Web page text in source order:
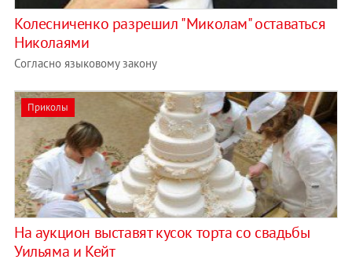
Колесниченко разрешил "Миколам" оставаться
Николаями
Согласно языковому закону
Приколы
На аукцион выставят кусок торта со свадьбы
Уильяма и Кейт